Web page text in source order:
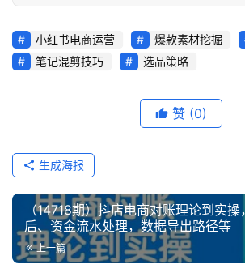
网
冒
福
缘
业
网
小红书电商运营 爆款素材挖掘
笔记混剪技巧
选品策略
赞 (0)
生成海报
（14718期）抖店电商对账理论到实
后、资金流水处理，数据导出路径等
上一篇